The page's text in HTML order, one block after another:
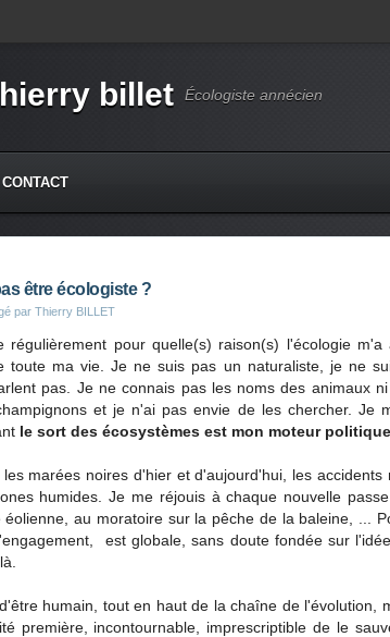
billet Écologiste annécien
CONTACT
être écologiste ?
par Thierry BILLET
régulièrement pour quelle(s) raison(s) l'écologie
toute ma vie. Je ne suis pas un naturaliste, je ne
pas. Je ne connais pas les noms des animaux
et je n'ai pas envie de les chercher. Je
le sort des écosystèmes est mon moteur
marées noires d'hier et d'aujourd'hui, les accidents
humides. Je me réjouis à chaque nouvelle
éolienne, au moratoire sur la pêche de la baleine, ...
est globale, sans doute fondée sur
humain, tout en haut de la chaîne de l'évolution,
première, incontournable, imprescriptible de le